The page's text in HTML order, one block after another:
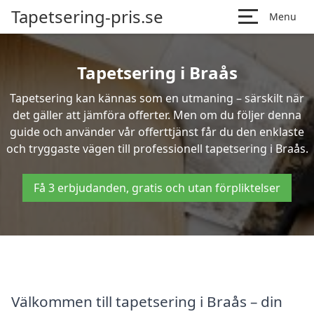
Tapetsering-pris.se Menu
Tapetsering i Braås
Tapetsering kan kännas som en utmaning – särskilt när
det gäller att jämföra offerter. Men om du följer denna
guide och använder vår offerttjänst får du den enklaste
och tryggaste vägen till professionell tapetsering i Braås.
Få 3 erbjudanden, gratis och utan förpliktelser
Välkommen till tapetsering i Braås – din